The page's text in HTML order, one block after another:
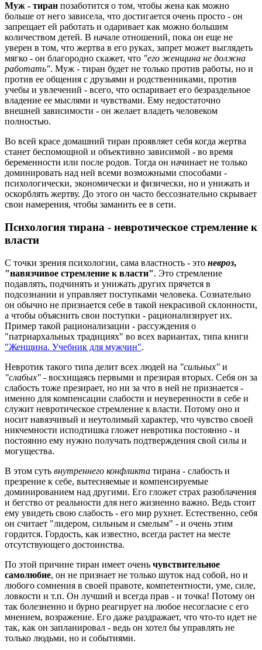
Муж - тиран позаботится о том, чтобы жена как можно
больше от него зависела, что достигается очень просто - он
запрещает ей работать и одаривает как можно большим
количеством детей. В начале отношений, пока он еще не
уверен в том, что жертва в его руках, запрет может выглядеть
мягко - он благородно скажет, что "его женщина не должна
работать". Муж - тиран будет не только против работы, но и
против ее общения с друзьями и родственниками, против
учебы и увлечений - всего, что оспаривает его безраздельное
владение ее мыслями и чувствами. Ему недостаточно
внешней зависимости - он желает владеть человеком
полностью.
Во всей красе домашний тиран проявляет себя когда жертва
станет беспомощной и объективно зависимой - во время
беременности или после родов. Тогда он начинает не только
доминировать над ней всеми возможными способами -
психологически, экономически и физически, но и унижать и
оскорблять жертву. До этого он часто бессознательно скрывает
свои намерения, чтобы заманить ее в сети.
Психология тирана - невротическое стремление к
власти
С точки зрения психологии, сама властность - это невроз,
"навязчивое стремление к власти". Это стремление
подавлять, подчинять и унижать других прячется в
подсознании и управляет поступками человека. Сознательно
он обычно не признается себе в такой некрасивой склонности,
а чтобы объяснить свои поступки - рационализирует их.
Пример такой рационализации - рассуждения о
"патриархальных традициях" во всех вариантах, типа книги
"Женщина. Учебник для мужчин".
Невротик такого типа делит всех людей на "сильных" и
"слабых" - восхищаясь первыми и презирая вторых. Себя он за
слабость тоже презирает, но ни за что в ней не признается -
именно для компенсации слабости и неуверенности в себе и
служит невротическое стремление к власти. Потому оно и
носит навязчивый и неутолимый характер, что чувство своей
никчемности исподтишка гложет невротика постоянно - и
постоянно ему нужно получать подтверждения свой силы и
могущества.
В этом суть внутреннего конфликта тирана - слабость и
презрение к себе, вытесняемые и компенсируемые
доминированием над другими. Его гложет страх разоблачения
и бегство от реальности для него жизненно важно. Ведь стоит
ему увидеть свою слабость - его мир рухнет. Естественно, себя
он считает "лидером, сильным и смелым" - и очень этим
гордится. Гордость, как известно, всегда растет на месте
отсутствующего достоинства.
По этой причине тиран имеет очень чувствительное
самолюбие, он не признает не только шуток над собой, но и
любого сомнения в своей правоте, компетентности, уме, силе,
ловкости и т.п. Он лучший и всегда прав - и точка! Потому он
так болезненно и бурно реагирует на любое несогласие с его
мнением, возражение. Его даже раздражает, что что-то идет не
так, как он запланировал - ведь он хотел бы управлять не
только людьми, но и событиями.